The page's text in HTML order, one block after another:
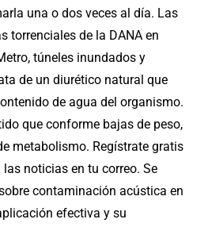
una o dos veces al día. Las
torrenciales de la DANA en
túneles inundados y
de un diurético natural que
de agua del organismo.
que conforme bajas de peso,
metabolismo. Regístrate gratis
noticias en tu correo. Se
contaminación acústica en
efectiva y su